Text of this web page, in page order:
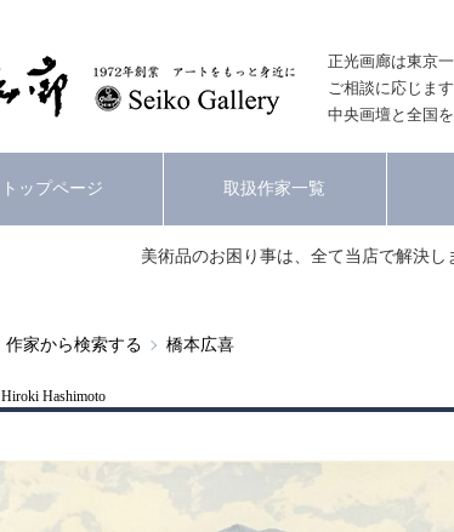
正光画廊は東京
ご相談に応じます
中央画壇と全国
トップページ 取扱作家一覧
美術品のお困り事は、全て当店で解決
作家から検索する 橋本広喜
Hiroki Hashimoto